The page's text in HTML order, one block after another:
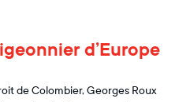
d’Europe
de Colombier, Georges Roux